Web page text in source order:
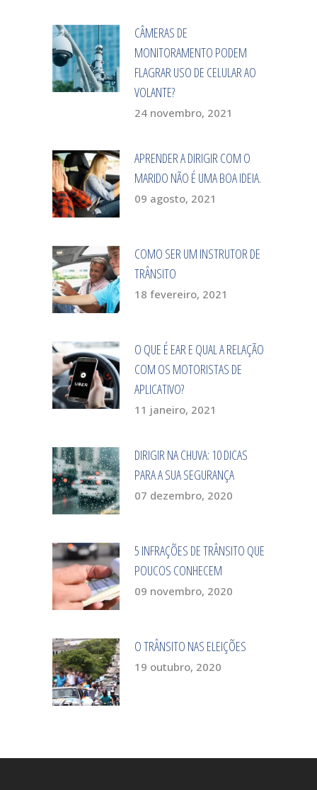
CÂMERAS DE
MONITORAMENTO PODEM
FLAGRAR USO DE CELULAR AO
VOLANTE?
24 novembro, 2021
APRENDER A DIRIGIR COM O
MARIDO NÃO É UMA BOA IDEIA.
09 agosto, 2021
COMO SER UM INSTRUTOR DE
TRÂNSITO
18 fevereiro, 2021
O QUE É EAR E QUAL A RELAÇÃO
COM OS MOTORISTAS DE
APLICATIVO?
11 janeiro, 2021
DIRIGIR NA CHUVA: 10 DICAS
PARA A SUA SEGURANÇA
07 dezembro, 2020
5 INFRAÇÕES DE TRÂNSITO QUE
POUCOS CONHECEM
09 novembro, 2020
O TRÂNSITO NAS ELEIÇÕES
19 outubro, 2020